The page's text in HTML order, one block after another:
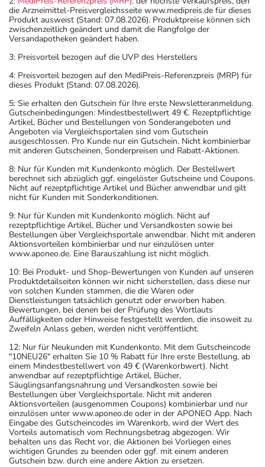
die Arzneimittel-Preisvergleichsseite www.medipreis.de für dieses
Produkt ausweist (Stand: 07.08.2026). Produktpreise können sich
zwischenzeitlich geändert und damit die Rangfolge der
Versandapotheken geändert haben.
3: Preisvorteil bezogen auf die UVP des Herstellers
4: Preisvorteil bezogen auf den MediPreis-Referenzpreis (MRP) für
dieses Produkt (Stand: 07.08.2026).
5: Sie erhalten den Gutschein für Ihre erste Newsletteranmeldung.
Gutscheinbedingungen: Mindestbestellwert 49 €. Rezeptpflichtige
Artikel, Bücher und Bestellungen von Sonderangeboten und
Angeboten via Vergleichsportalen sind vom Gutschein
ausgeschlossen. Pro Kunde nur ein Gutschein. Nicht kombinierbar
mit anderen Gutscheinen, Sonderpreisen und Rabatt-Aktionen.
8: Nur für Kunden mit Kundenkonto möglich. Der Bestellwert
berechnet sich abzüglich ggf. eingelöster Gutscheine und Coupons.
Nicht auf rezeptpflichtige Artikel und Bücher anwendbar und gilt
nicht für Kunden mit Sonderkonditionen.
9: Nur für Kunden mit Kundenkonto möglich. Nicht auf
rezeptpflichtige Artikel, Bücher und Versandkosten sowie bei
Bestellungen über Vergleichsportale anwendbar. Nicht mit anderen
Aktionsvorteilen kombinierbar und nur einzulösen unter
www.aponeo.de. Eine Barauszahlung ist nicht möglich.
10: Bei Produkt- und Shop-Bewertungen von Kunden auf unseren
Produktdetailseiten können wir nicht sicherstellen, dass diese nur
von solchen Kunden stammen, die die Waren oder
Dienstleistungen tatsächlich genutzt oder erworben haben.
Bewertungen, bei denen bei der Prüfung des Wortlauts
Auffälligkeiten oder Hinweise festgestellt werden, die insoweit zu
Zweifeln Anlass geben, werden nicht veröffentlicht.
12: Nur für Neukunden mit Kundenkonto. Mit dem Gutscheincode
"10NEU26" erhalten Sie 10 % Rabatt für Ihre erste Bestellung, ab
einem Mindestbestellwert von 49 € (Warenkorbwert). Nicht
anwendbar auf rezeptpflichtige Artikel, Bücher,
Säuglingsanfangsnahrung und Versandkosten sowie bei
Bestellungen über Vergleichsportale. Nicht mit anderen
Aktionsvorteilen (ausgenommen Coupons) kombinierbar und nur
einzulösen unter www.aponeo.de oder in der APONEO App. Nach
Eingabe des Gutscheincodes im Warenkorb, wird der Wert des
Vorteils automatisch vom Rechnungsbetrag abgezogen. Wir
behalten uns das Recht vor, die Aktionen bei Vorliegen eines
wichtigen Grundes zu beenden oder ggf. mit einem anderen
Gutschein bzw. durch eine andere Aktion zu ersetzen.